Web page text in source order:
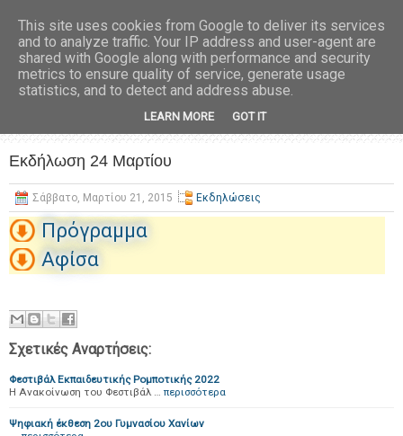
Εκδήλωση 24 Μαρτίου
Σάββατο, Μαρτίου 21, 2015 Εκδηλώσεις
Πρόγραμμα
Αφίσα
Σχετικές Αναρτήσεις:
Φεστιβάλ Εκπαιδευτικής Ρομποτικής 2022
Η Ανακοίνωση του Φεστιβάλ … περισσότερα
Ψηφιακή έκθεση 2ου Γυμνασίου Χανίων
This site uses cookies from Google to deliver its services
and to analyze traffic. Your IP address and user-agent are
shared with Google along with performance and security
metrics to ensure quality of service, generate usage
statistics, and to detect and address abuse.
LEARN MORE GOT IT